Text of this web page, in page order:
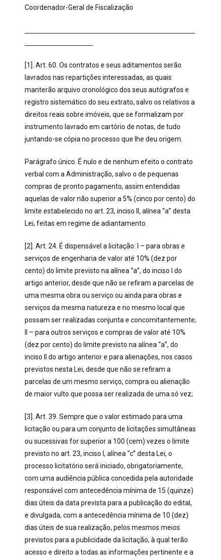
Coordenador-Geral de Fiscalização
[1]. Art. 60. Os contratos e seus aditamentos serão
lavrados nas repartições interessadas, as quais
manterão arquivo cronológico dos seus autógrafos e
registro sistemático do seu extrato, salvo os relativos a
direitos reais sobre imóveis, que se formalizam por
instrumento lavrado em cartório de notas, de tudo
juntando-se cópia no processo que lhe deu origem.
Parágrafo único. É nulo e de nenhum efeito o contrato
verbal com a Administração, salvo o de pequenas
compras de pronto pagamento, assim entendidas
aquelas de valor não superior a 5% (cinco por cento) do
limite estabelecido no art. 23, inciso II, alínea “a” desta
Lei, feitas em regime de adiantamento.
[2]. Art. 24. É dispensável a licitação: I – para obras e
serviços de engenharia de valor até 10% (dez por
cento) do limite previsto na alínea “a”, do inciso I do
artigo anterior, desde que não se refiram a parcelas de
uma mesma obra ou serviço ou ainda para obras e
serviços da mesma natureza e no mesmo local que
possam ser realizadas conjunta e concomitantemente;
II – para outros serviços e compras de valor até 10%
(dez por cento) do limite previsto na alínea “a”, do
inciso II do artigo anterior e para alienações, nos casos
previstos nesta Lei, desde que não se refiram a
parcelas de um mesmo serviço, compra ou alienação
de maior vulto que possa ser realizada de uma só vez;
[3]. Art. 39. Sempre que o valor estimado para uma
licitação ou para um conjunto de licitações simultâneas
ou sucessivas for superior a 100 (cem) vezes o limite
previsto no art. 23, inciso I, alínea “c” desta Lei, o
processo licitatório será iniciado, obrigatoriamente,
com uma audiência pública concedida pela autoridade
responsável com antecedência mínima de 15 (quinze)
dias úteis da data prevista para a publicação do edital,
e divulgada, com a antecedência mínima de 10 (dez)
dias úteis de sua realização, pelos mesmos meios
previstos para a publicidade da licitação, à qual terão
acesso e direito a todas as informações pertinente e a